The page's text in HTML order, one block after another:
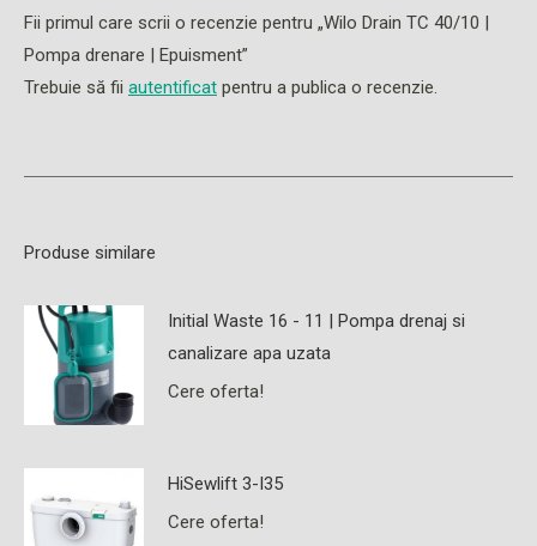
Fii primul care scrii o recenzie pentru „Wilo Drain TC 40/10 |
Pompa drenare | Epuisment”
Trebuie să fii autentificat pentru a publica o recenzie.
Produse similare
Initial Waste 16 - 11 | Pompa drenaj si
canalizare apa uzata
Cere oferta!
HiSewlift 3-I35
Cere oferta!